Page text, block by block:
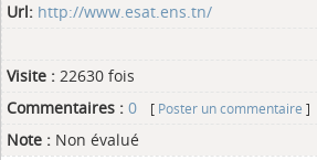
Url: http://www.esat.ens.tn/
Visite : 22630 fois
Commentaires : 0 [ Poster un commentaire ]
Note : Non évalué